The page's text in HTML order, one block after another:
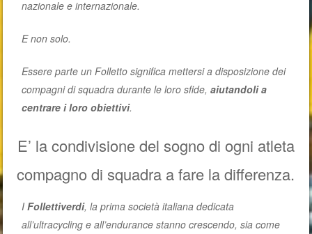
nazionale e internazionale.
E non solo.
Essere parte un Folletto significa mettersi a disposizione dei
compagni di squadra durante le loro sfide,aiutandoli a
centrare i loro obiettivi.
E’ la condivisione del sogno di ogni atleta
compagno di squadra a fare la differenza.
IFollettiverdi, la prima società italiana dedicata
all’ultracycling e all’endurance stanno crescendo, sia come